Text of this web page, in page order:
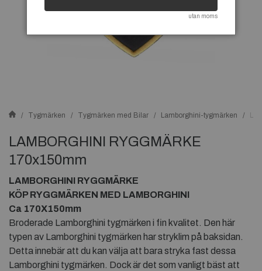
Tygmärken Tygmärken med Bilar Lamborghini-tygmärken
LAMBORGHINI RYGGMÄRKE
170x150mm
LAMBORGHINI RYGGMÄRKE
KÖP RYGGMÄRKEN MED LAMBORGHINI
Ca 170X150mm
Broderade Lamborghini tygmärken i fin kvalitet. Den här
typen av Lamborghini tygmärken har stryklim på baksidan.
Detta innebär att du kan välja att bara stryka fast dessa
Lamborghini tygmärken. Dock är det som vanligt bäst att
utan moms